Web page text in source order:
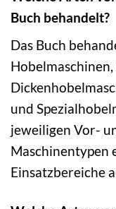
Buch behandelt?
Das Buch
und
jeweiligen Vor-
Maschinentypen
Einsatzbereiche